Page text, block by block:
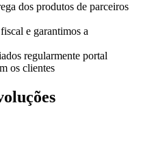
dos produtos de parceiros
e garantimos a
regularmente portal
os clientes